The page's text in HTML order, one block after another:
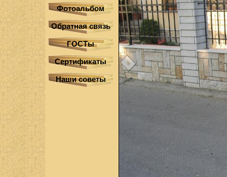
Фотоальбом
Обратная связь
ГОСТы
Сертификаты
Наши советы